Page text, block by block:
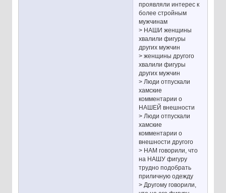
проявляли интерес к
более стройным
мужчинам
> НАШИ женщины
хвалили фигуры
других мужчин
> женщины другого
хвалили фигуры
других мужчин
> Люди отпускали
хамские
комментарии о
НАШЕЙ внешности
> Люди отпускали
хамские
комментарии о
внешности другого
> НАМ говорили, что
на НАШУ фигуру
трудно подобрать
приличную одежду
> Другому говорили,